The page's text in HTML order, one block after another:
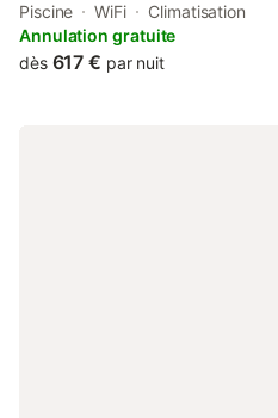
calme proche de Luxembourg
de nombreux lieux à visiter.
Piscine WiFi
Climatisation
Annulation gratuite
dès 617 € par nuit